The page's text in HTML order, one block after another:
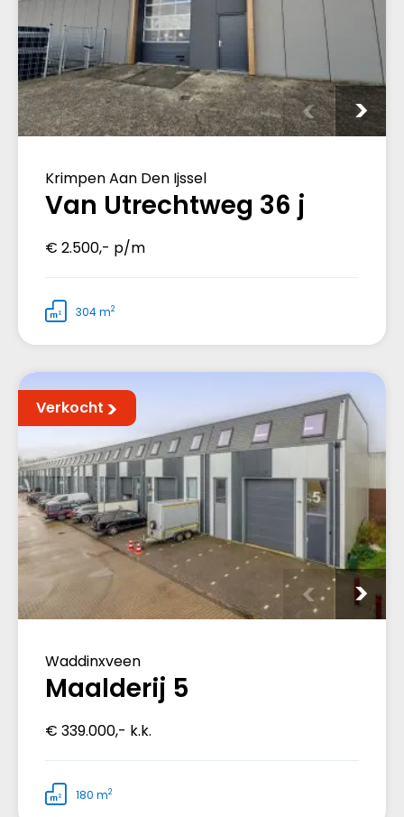
Krimpen Aan Den Ijssel
Van Utrechtweg 36 j
€ 2.500,- p/m
304 m2
Verkocht
Waddinxveen
Maalderij 5
€ 339.000,- k.k.
180 m2